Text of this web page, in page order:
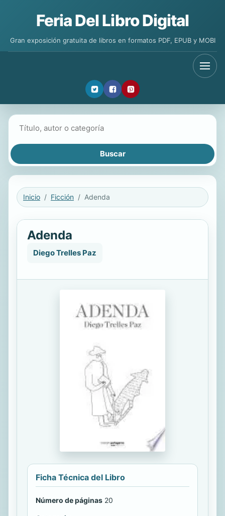
Feria Del Libro Digital
Gran exposición gratuita de libros en formatos PDF, EPUB y MOBI
Inicio Ficción Adenda
Adenda
Diego Trelles Paz
Ficha Técnica del Libro
Número de páginas 20